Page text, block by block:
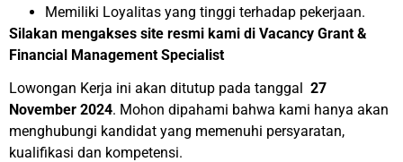
Memiliki Loyalitas yang tinggi terhadap pekerjaan.
Silakan mengakses site resmi kami di Vacancy Grant &
Financial Management Specialist
Lowongan Kerja ini akan ditutup pada tanggal 27
November 2024. Mohon dipahami bahwa kami hanya akan
menghubungi kandidat yang memenuhi persyaratan,
kualifikasi dan kompetensi.